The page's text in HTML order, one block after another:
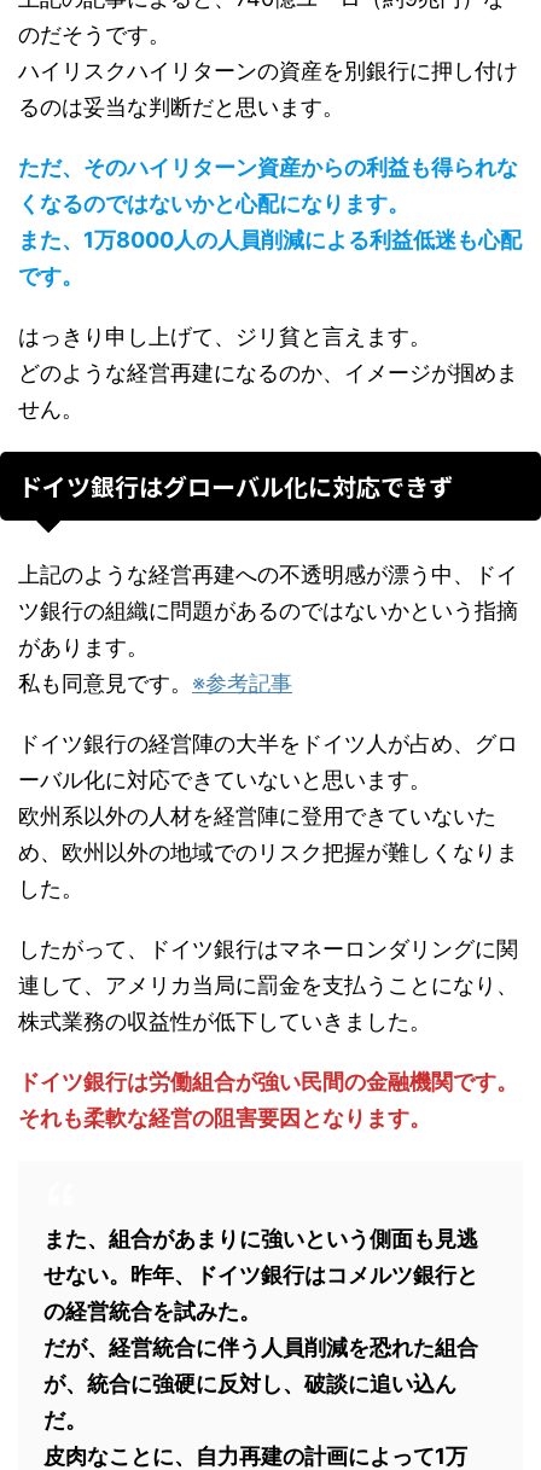
のだそうです。
ハイリスクハイリターンの資産を別銀行に押し付け
るのは妥当な判断だと思います。
ただ、そのハイリターン資産からの利益も得られな
くなるのではないかと心配になります。
また、1万8000人の人員削減による利益低迷も心配
です。
はっきり申し上げて、ジリ貧と言えます。
どのような経営再建になるのか、イメージが掴めま
せん。
ドイツ銀行はグローバル化に対応できず
上記のような経営再建への不透明感が漂う中、ドイ
ツ銀行の組織に問題があるのではないかという指摘
があります。
私も同意見です。 ※参考記事
ドイツ銀行の経営陣の大半をドイツ人が占め、グロ
ーバル化に対応できていないと思います。
欧州系以外の人材を経営陣に登用できていないた
め、欧州以外の地域でのリスク把握が難しくなりま
した。
したがって、ドイツ銀行はマネーロンダリングに関
連して、アメリカ当局に罰金を支払うことになり、
株式業務の収益性が低下していきました。
ドイツ銀行は労働組合が強い民間の金融機関です。
それも柔軟な経営の阻害要因となります。
また、組合があまりに強いという側面も見逃
せない。昨年、ドイツ銀行はコメルツ銀行と
の経営統合を試みた。
だが、経営統合に伴う人員削減を恐れた組合
が、統合に強硬に反対し、破談に追い込ん
だ。
皮肉なことに、自力再建の計画によって1万